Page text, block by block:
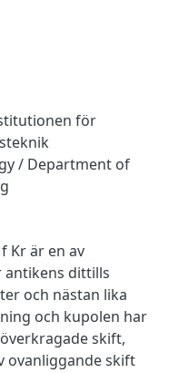
för
/ Department of
Kr är en av
antikens dittills
och nästan lika
och kupolen har
skift,
ovanliggande skift